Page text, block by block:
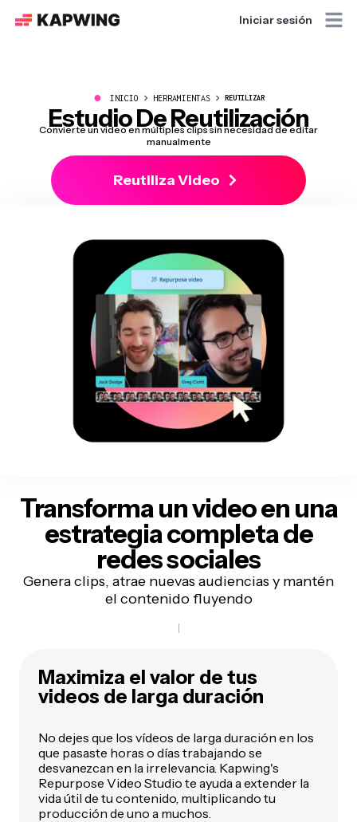
Iniciar sesión
● INICIO HERRAMIENTAS REUTILIZAR
Estudio De Reutilización
Convierte un video en múltiples clips sin necesidad de editar
manualmente
Reutiliza Video
Transforma un videoen una
estrategia completa de
redes sociales
Genera clips, atrae nuevas audiencias y mantén
el contenido fluyendo
Maximiza el valor de tus
videos de larga duración
No dejes que los vídeos de larga duración en los
que pasaste horas o días trabajando se
desvanezcan en la irrelevancia. Kapwing's
Repurpose Video Studio te ayuda a extender la
vida útil de tu contenido, multiplicando tu
producción de uno a muchos.